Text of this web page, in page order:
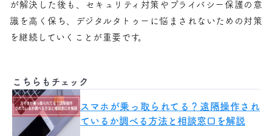
が解決した後も、セキュリティ対策やプライバシー保護の意
識を高く保ち、デジタルタトゥーに悩まされないための対策
を継続していくことが重要です。
こちらもチェック
スマホが乗っ取られてる？遠隔操作され
ているか調べる方法と相談窓口を解説